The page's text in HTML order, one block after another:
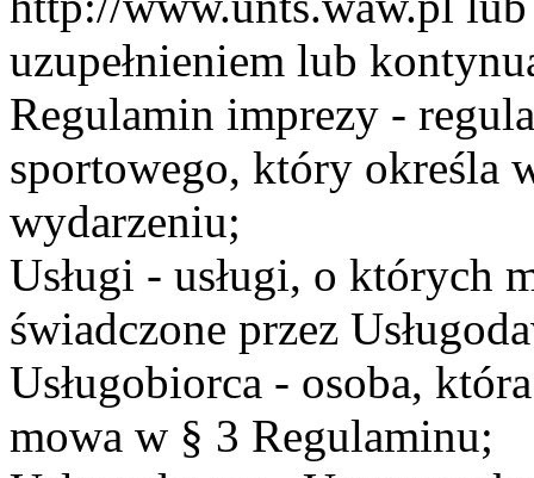
uzupełnieniem lub
Regulamin imprezy -
sportowego, który określa
wydarzeniu;
Usługi - usługi, o których
świadczone przez
Usługobiorca - osoba,
mowa w § 3 Regulaminu;